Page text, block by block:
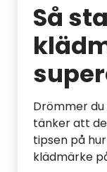
Så
Drömmer
tänker att
tipsen på
klädmärke